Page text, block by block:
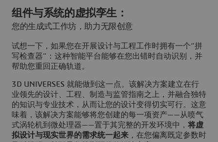
组件与系统的虚拟孪生：
您的生成式工作坊，助力无限创意
试想一下，如果您在开展设计与工程工作时拥有一个“拼
写检查器”：这种智能平台能够在您出错时自动识别，并
帮助您重回正确轨道。
3D UNIVERSES 就能做到这一点。该解决方案建立在行
业领先的设计、工程、制造与监管指南之上，并融合独特
的知识与专业技术，从而让您的设计变得切实可行。这意
味着，该解决方案能够将您创建的每一项资产——从喷气
式涡轮机到微处理器——置于其完整的开发环境中， 将虚
拟设计与现实世界的需求统一起来 ，在您偏离既定参数时